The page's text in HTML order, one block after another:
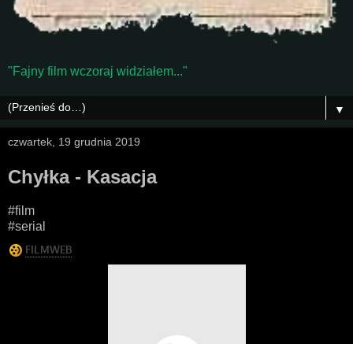
"Fajny film wczoraj widziałem..."
▼
czwartek, 19 grudnia 2019
Chyłka - Kasacja
#film
#serial